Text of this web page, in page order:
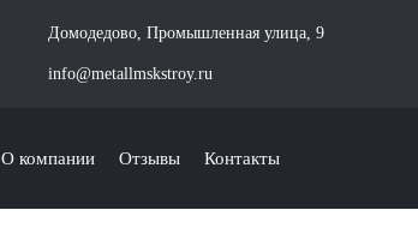
Домодедово, Промышленная улица, 9
info@metallmskstroy.ru
О компании Отзывы Контакты